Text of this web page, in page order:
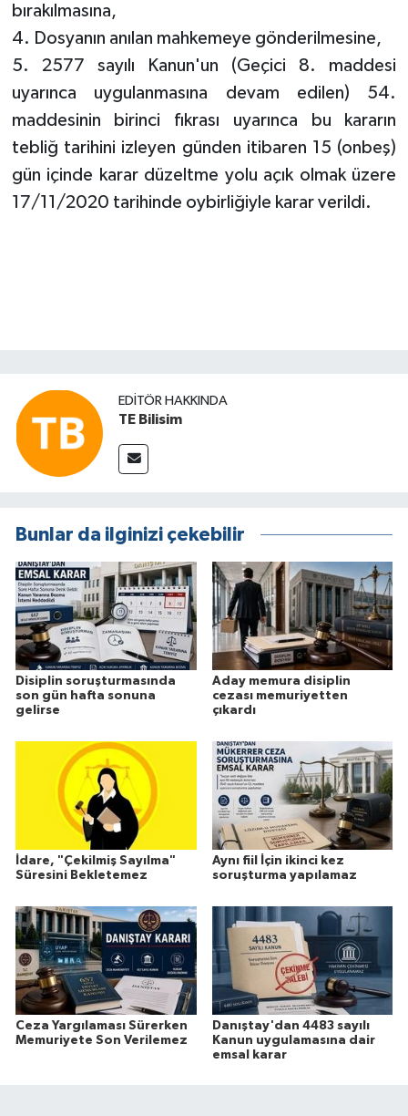
bırakılmasına,
4. Dosyanın anılan mahkemeye gönderilmesine,
5. 2577 sayılı Kanun'un (Geçici 8. maddesi
uyarınca uygulanmasına devam edilen) 54.
maddesinin birinci fıkrası uyarınca bu kararın
tebliğ tarihini izleyen günden itibaren 15 (onbeş)
gün içinde karar düzeltme yolu açık olmak üzere
17/11/2020 tarihinde oybirliğiyle karar verildi.
EDITÖR HAKKINDA
TE Bilisim
Bunlar da ilginizi çekebilir
Disiplin soruşturmasında
son gün hafta sonuna
gelirse
Aday memura disiplin
cezası memuriyetten
çıkardı
İdare, "Çekilmiş Sayılma"
Süresini Bekletemez
Aynı fiil İçin ikinci kez
soruşturma yapılamaz
Ceza Yargılaması Sürerken
Memuriyete Son Verilemez
Danıştay'dan 4483 sayılı
Kanun uygulamasına dair
emsal karar